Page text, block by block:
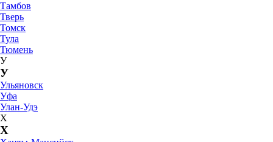
Тамбов
Тверь
Томск
Тула
Тюмень
У
У
Ульяновск
Уфа
Улан-Удэ
Х
Х